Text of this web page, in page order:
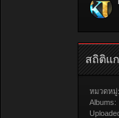
สถิติแ
หมวดหมู่:
Albums: